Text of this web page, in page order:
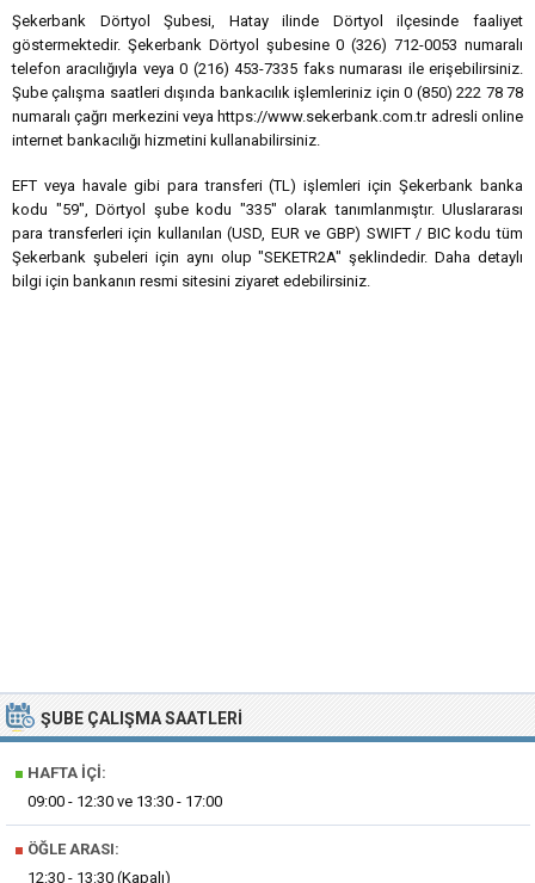
Şekerbank Dörtyol Şubesi, Hatay ilinde Dörtyol ilçesinde faaliyet
göstermektedir. Şekerbank Dörtyol şubesine 0 (326) 712-0053 numaralı
telefon aracılığıyla veya 0 (216) 453-7335 faks numarası ile erişebilirsiniz.
Şube çalışma saatleri dışında bankacılık işlemleriniz için 0 (850) 222 78 78
numaralı çağrı merkezini veya https://www.sekerbank.com.tr adresli online
internet bankacılığı hizmetini kullanabilirsiniz.
EFT veya havale gibi para transferi (TL) işlemleri için Şekerbank banka
kodu "59", Dörtyol şube kodu "335" olarak tanımlanmıştır. Uluslararası
para transferleri için kullanılan (USD, EUR ve GBP) SWIFT / BIC kodu tüm
Şekerbank şubeleri için aynı olup "SEKETR2A" şeklindedir. Daha detaylı
bilgi için bankanın resmi sitesini ziyaret edebilirsiniz.
ŞUBE ÇALIŞMA SAATLERI
■ HAFTA İÇI:
09:00 - 12:30 ve 13:30 - 17:00
■ ÖĞLE ARASI:
12:30 - 13:30 (Kapalı)